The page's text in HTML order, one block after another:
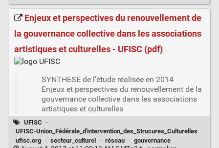
Enjeux et perspectives du renouvellement de
la gouvernance collective dans les associations
artistiques et culturelles - UFISC (pdf)
SYNTHESE de l'étude réalisée en 2014
Enjeux et perspectives du renouvellement de la
gouvernance collective dans les associations
artistiques et culturelles
UFISC
·
UFISC-Union_Fédérale_d'intervention_des_Strucures_Culturelles
·
ufisc.org
· secteur_culturel · réseau · gouvernance